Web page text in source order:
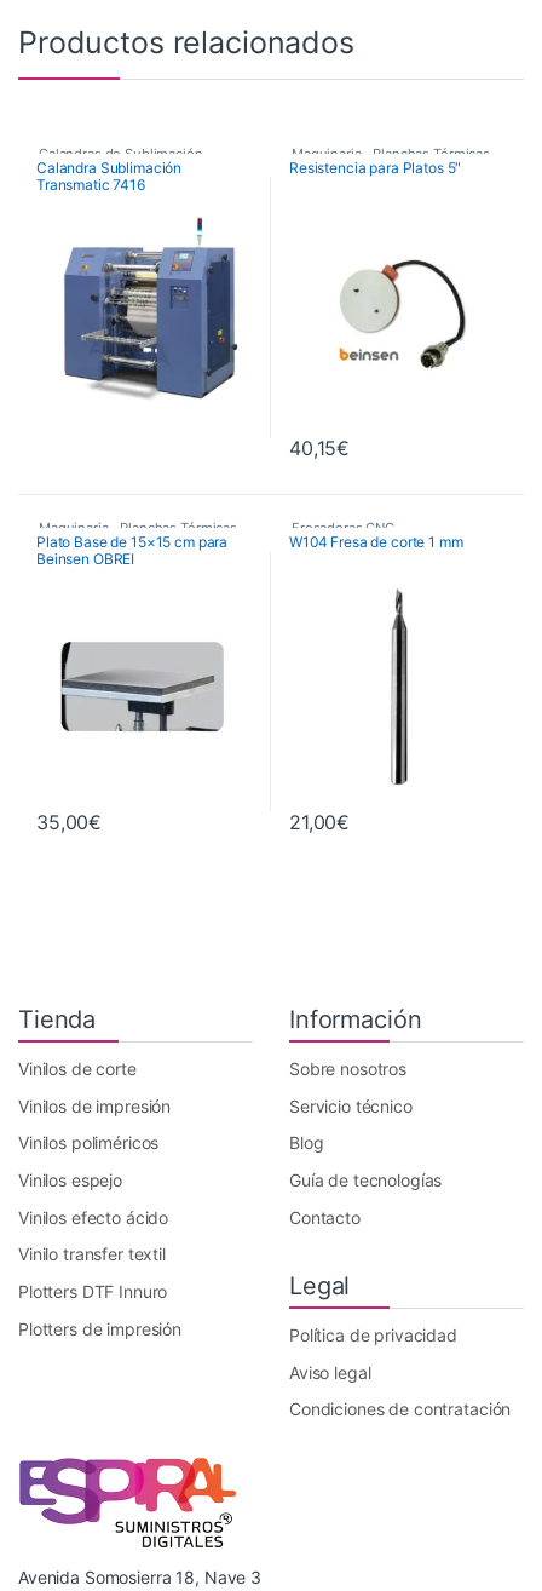
Productos relacionados
Calandras de Sublimación
Calandras de Sublimación
Calandra Sublimación
Transmatic 7416
Maquinaria Planchas Térmicas
Resistencia para Platos 5″
40,15€
Maquinaria Planchas Térmicas
Recambios Planchas
Plato Base de 15×15 cm para
Beinsen OBREI
35,00€
Fresadoras CNC
W104 Fresa de corte 1 mm
21,00€
Tienda
Vinilos de corte
Vinilos de impresión
Vinilos poliméricos
Vinilos espejo
Vinilos efecto ácido
Vinilo transfer textil
Plotters DTF Innuro
Plotters de impresión
Información
Sobre nosotros
Servicio técnico
Blog
Guía de tecnologías
Contacto
Legal
Política de privacidad
Aviso legal
Condiciones de contratación
Avenida Somosierra 18, Nave 3